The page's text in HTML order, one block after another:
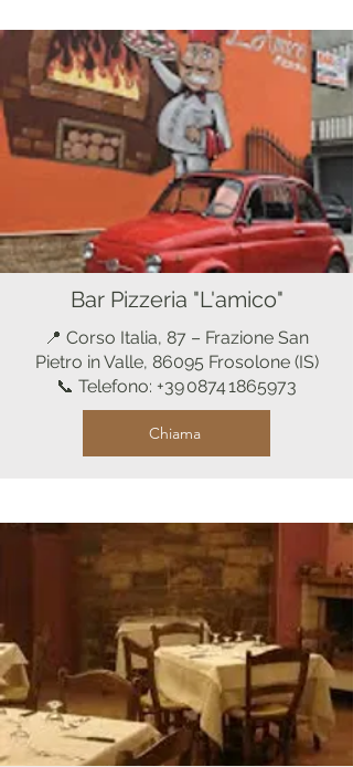
Bar Pizzeria "L'amico"
📍 Corso Italia, 87 – Frazione San
Pietro in Valle, 86095 Frosolone (IS)
📞 Telefono: +39 0874 1865973
Chiama